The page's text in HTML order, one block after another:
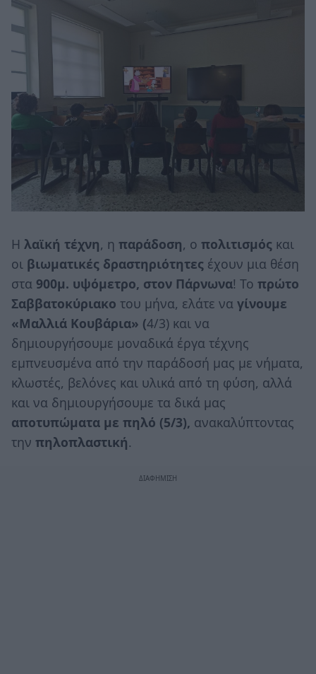
H λαϊκή τέχνη, η παράδοση, ο πολιτισμός και
οι βιωματικές δραστηριότητες έχουν μια θέση
στα 900μ. υψόμετρο, στον Πάρνωνα! Το πρώτο
Σαββατοκύριακο του μήνα, ελάτε να γίνουμε
«Μαλλιά Κουβάρια» (4/3) και να
δημιουργήσουμε μοναδικά έργα τέχνης
εμπνευσμένα από την παράδοσή μας με νήματα,
κλωστές, βελόνες και υλικά από τη φύση, αλλά
και να δημιουργήσουμε τα δικά μας
αποτυπώματα με πηλό (5/3), ανακαλύπτοντας
την πηλοπλαστική.